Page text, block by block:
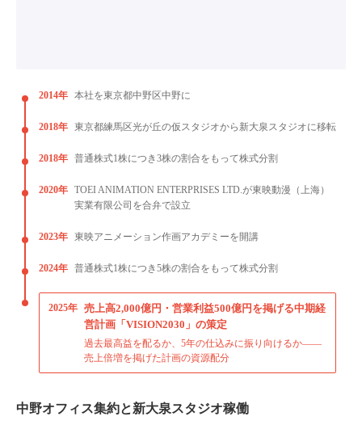
2014年 本社を東京都中野区中野に
2018年 東京都練馬区光が丘の仮スタジオから新大泉スタジオに移転
2018年 普通株式1株につき3株の割合をもって株式分割
2020年 TOEI ANIMATION ENTERPRISES LTD.が東映動漫（上海）
実業有限公司を合弁で設立
2023年 東映アニメーション作画アカデミーを開講
2024年 普通株式1株につき5株の割合をもって株式分割
2025年 売上高2,000億円・営業利益500億円を掲げる中期経
営計画「VISION2030」の策定
過去最高益を配るか、5年の仕込みに振り向けるか——
売上倍増を掲げた計画の資源配分
中野オフィス集約と新大泉スタジオ稼働